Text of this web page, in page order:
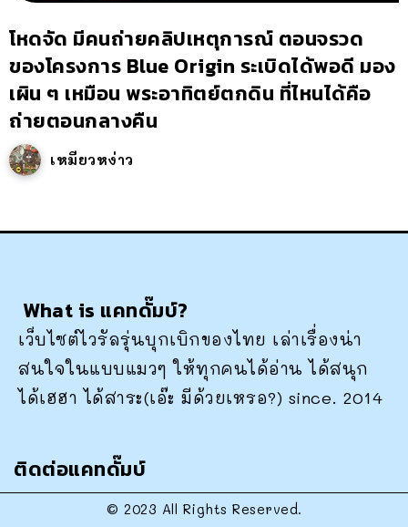
โหดจัด มีคนถ่ายคลิปเหตุการณ์ ตอนจรวด
ของโครงการ Blue Origin ระเบิดได้พอดี มอง
เผิน ๆ เหมือน พระอาทิตย์ตกดิน ที่ไหนได้คือ
ถ่ายตอนกลางคืน
เหมียวหง่าว
What is แคทดั๊มบ์?
เว็บไซต์ไวรัลรุ่นบุกเบิกของไทย เล่าเรื่องน่า
สนใจในแบบแมวๆ ให้ทุกคนได้อ่าน ได้สนุก
ได้เฮฮา ได้สาระ(เอ๊ะ มีด้วยเหรอ?) since. 2014
ติดต่อแคทดั๊มบ์
© 2023 All Rights Reserved.